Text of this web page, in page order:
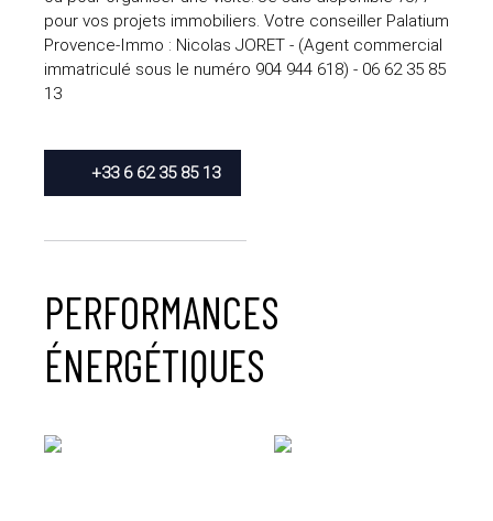
pour vos projets immobiliers. Votre conseiller Palatium
Provence-Immo : Nicolas JORET - (Agent commercial
immatriculé sous le numéro 904 944 618) - 06 62 35 85
13
+33 6 62 35 85 13
PERFORMANCES
ÉNERGÉTIQUES